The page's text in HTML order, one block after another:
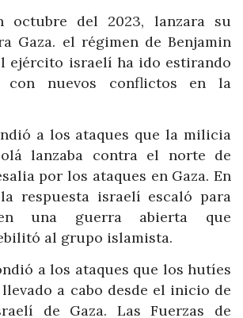
octubre del 2023, lanzara su
Gaza. el régimen de Benjamin
ejército israelí ha ido estirando
con nuevos conflictos en la
a los ataques que la milicia
lanzaba contra el norte de
por los ataques en Gaza. En
respuesta israelí escaló para
una guerra abierta que
al grupo islamista.
a los ataques que los hutíes
llevado a cabo desde el inicio de
de Gaza. Las Fuerzas de